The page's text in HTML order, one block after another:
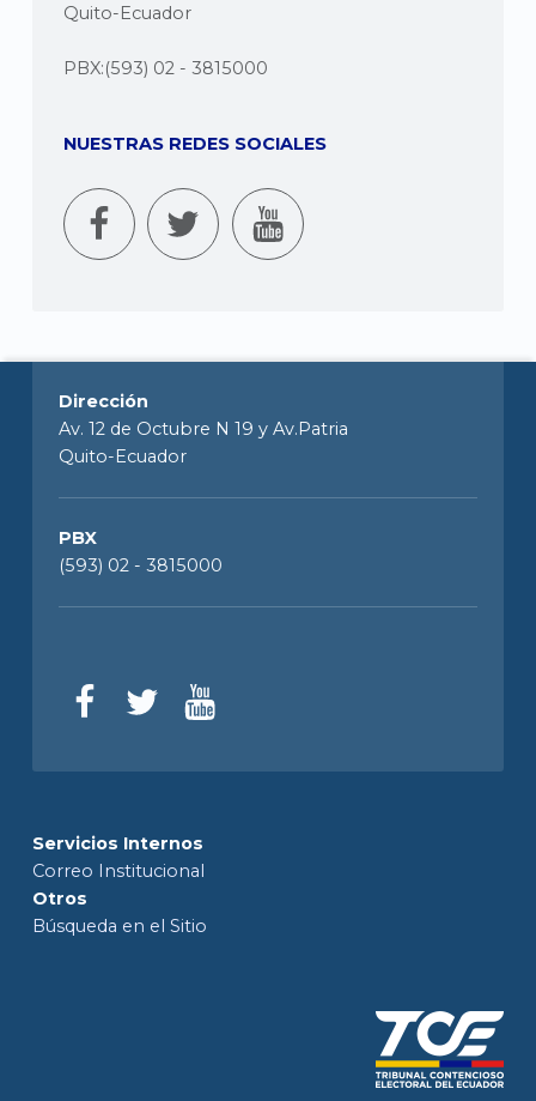
Quito-Ecuador
PBX:(593) 02 - 3815000
NUESTRAS REDES SOCIALES
Dirección
Av. 12 de Octubre N 19 y Av.Patria
Quito-Ecuador
PBX
(593) 02 - 3815000
Servicios Internos
Correo Institucional
Otros
Búsqueda en el Sitio